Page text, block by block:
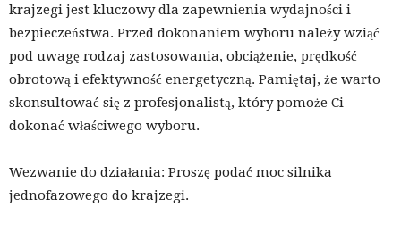
krajzegi jest kluczowy dla zapewnienia wydajności i
bezpieczeństwa. Przed dokonaniem wyboru należy wziąć
pod uwagę rodzaj zastosowania, obciążenie, prędkość
obrotową i efektywność energetyczną. Pamiętaj, że warto
skonsultować się z profesjonalistą, który pomoże Ci
dokonać właściwego wyboru.
Wezwanie do działania: Proszę podać moc silnika
jednofazowego do krajzegi.